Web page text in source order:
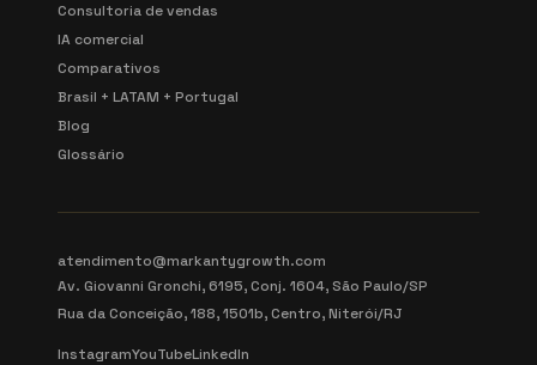
Consultoria de vendas
IA comercial
Comparativos
Brasil + LATAM + Portugal
Blog
Glossário
atendimento@markantygrowth.com
Av. Giovanni Gronchi, 6195, Conj. 1604, São Paulo/SP
Rua da Conceição, 188, 1501b, Centro, Niterói/RJ
InstagramYouTubeLinkedIn